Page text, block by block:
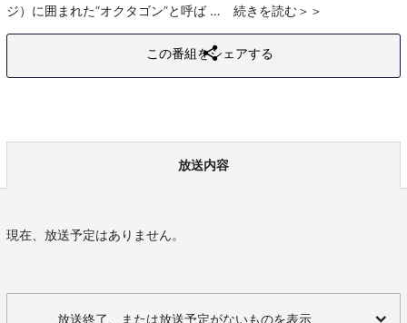
ジ）に囲まれた“オクタゴン”と呼ば
続きを読む
この番組をシェアする
放送内容
現在、放送予定はありません。
放送終了、または放送予定がないものを表示